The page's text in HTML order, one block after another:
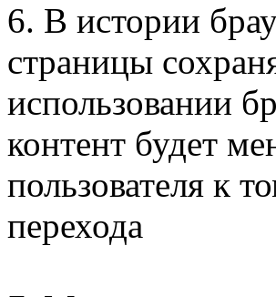
6. В истории
страницы
использовании
контент будет
пользователя к
перехода